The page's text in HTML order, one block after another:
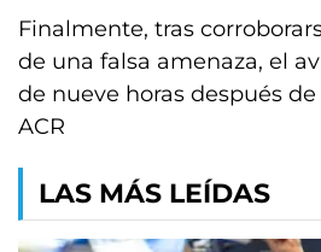
Finalmente, tras
de una falsa amenaza, el
de nueve horas después
ACR
LAS MÁS LEÍDAS